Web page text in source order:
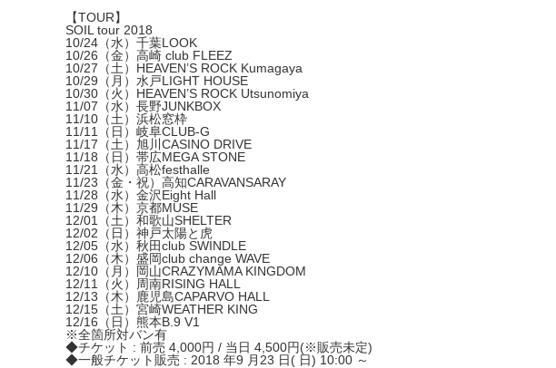
【TOUR】
SOIL tour 2018
10/24（水）千葉LOOK
10/26（金）高崎 club FLEEZ
10/27（土）HEAVEN’S ROCK Kumagaya
10/29（月）水戸LIGHT HOUSE
10/30（火）HEAVEN’S ROCK Utsunomiya
11/07（水）長野JUNKBOX
11/10（土）浜松窓枠
11/11（日）岐阜CLUB-G
11/17（土）旭川CASINO DRIVE
11/18（日）帯広MEGA STONE
11/21（水）高松festhalle
11/23（金・祝）高知CARAVANSARAY
11/28（水）金沢Eight Hall
11/29（木）京都MUSE
12/01（土）和歌山SHELTER
12/02（日）神戸太陽と虎
12/05（水）秋田club SWINDLE
12/06（木）盛岡club change WAVE
12/10（月）岡山CRAZYMAMA KINGDOM
12/11（火）周南RISING HALL
12/13（木）鹿児島CAPARVO HALL
12/15（土）宮崎WEATHER KING
12/16（日）熊本B.9 V1
※全箇所対バン有
◆チケット : 前売 4,000円 / 当日 4,500円(※販売未定)
◆一般チケット販売 : 2018 年9 月23 日( 日) 10:00 ～